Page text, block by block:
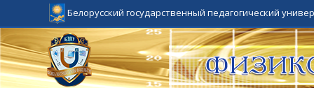
Белорусский государственный педагогический